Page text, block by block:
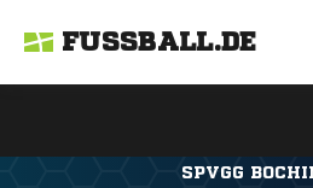
FUSSBALL.DE
SPVGG